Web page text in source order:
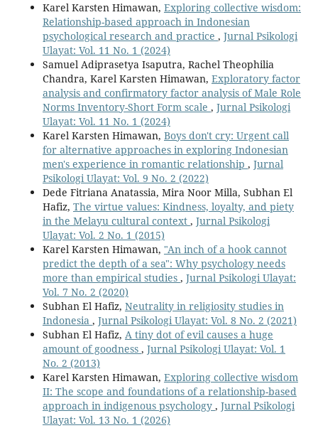
Karel Karsten Himawan, Exploring collective wisdom:
Relationship-based approach in Indonesian
psychological research and practice , Jurnal Psikologi
Ulayat: Vol. 11 No. 1 (2024)
Samuel Adiprasetya Isaputra, Rachel Theophilia
Chandra, Karel Karsten Himawan, Exploratory factor
analysis and confirmatory factor analysis of Male Role
Norms Inventory-Short Form scale , Jurnal Psikologi
Ulayat: Vol. 11 No. 1 (2024)
Karel Karsten Himawan, Boys don't cry: Urgent call
for alternative approaches in exploring Indonesian
men's experience in romantic relationship , Jurnal
Psikologi Ulayat: Vol. 9 No. 2 (2022)
Dede Fitriana Anatassia, Mira Noor Milla, Subhan El
Hafiz, The virtue values: Kindness, loyalty, and piety
in the Melayu cultural context , Jurnal Psikologi
Ulayat: Vol. 2 No. 1 (2015)
Karel Karsten Himawan, "An inch of a hook cannot
predict the depth of a sea": Why psychology needs
more than empirical studies , Jurnal Psikologi Ulayat:
Vol. 7 No. 2 (2020)
Subhan El Hafiz, Neutrality in religiosity studies in
Indonesia , Jurnal Psikologi Ulayat: Vol. 8 No. 2 (2021)
Subhan El Hafiz, A tiny dot of evil causes a huge
amount of goodness , Jurnal Psikologi Ulayat: Vol. 1
No. 2 (2013)
Karel Karsten Himawan, Exploring collective wisdom
II: The scope and foundations of a relationship-based
approach in indigenous psychology , Jurnal Psikologi
Ulayat: Vol. 13 No. 1 (2026)